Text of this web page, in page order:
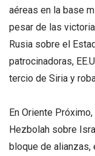
aéreas en la base
pesar de las
Rusia sobre el
patrocinadoras,
tercio de Siria y
En Oriente
Hezbolah sobre
bloque de alianzas,